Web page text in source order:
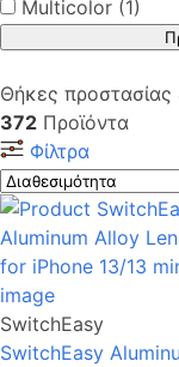
Multicolor (1)
Θήκες
372 Προϊόντα
Φίλτρα
SwitchEasy
SwitchEasy